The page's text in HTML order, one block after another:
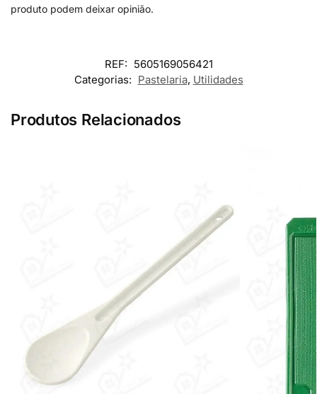
produto podem deixar opinião.
REF: 5605169056421
Categorias: Pastelaria, Utilidades
Produtos Relacionados